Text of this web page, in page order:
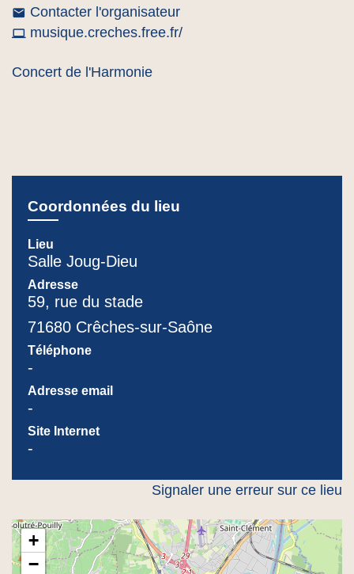
email Contacter l'organisateur
computer musique.creches.free.fr/
Concert de l'Harmonie
Coordonnées du lieu
Lieu
Salle Joug-Dieu
Adresse
59, rue du stade
71680 Crêches-sur-Saône
Téléphone
-
Adresse email
-
Site Internet
-
Signaler une erreur sur ce lieu
+
−